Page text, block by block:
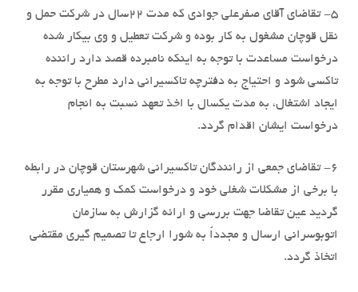
5- تقاضای آقای صفرعلی جوادی که مدت 22سال در شرکت حمل و
نقل قوچان مشغول به کار بوده و شرکت تعطیل و وی بیکار شده
درخواست مساعدت با توجه به اینکه نامبرده قصد دارد راننده
تاکسی شود و احتیاج به دفترچه تاکسیرانی دارد مطرح با توجه به
ایجاد اشتغال، به مدت یکسال با اخذ تعهد نسبت به انجام
درخواست ایشان اقدام گردد.
6- تقاضای جمعی از رانندگان تاکسیرانی شهرستان قوچان در رابطه
با برخی از مشکلات شغلی خود و درخواست کمک و همیاری مقرر
گردید عین تقاضا جهت بررسی و ارائه گزارش به سازمان
اتوبوسرانی ارسال و مجدداً به شورا ارجاع تا تصمیم گیری مقتضی
اتخاذ گردد.